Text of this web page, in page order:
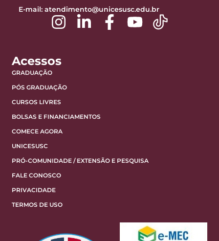
E-mail: atendimento@unicesusc.edu.br
Acessos
GRADUAÇÃO
PÓS GRADUAÇÃO
CURSOS LIVRES
BOLSAS E FINANCIAMENTOS
COMECE AGORA
UNICESUSC
PRÓ-COMUNIDADE / EXTENSÃO E PESQUISA
FALE CONOSCO
PRIVACIDADE
TERMOS DE USO